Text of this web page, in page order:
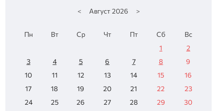
< Август 2026 >
Пн Вт Ср Чт Пт Сб
Вс
1
2
3
4 5 6 7 8
9
10
11 12 13 14 15
16
17
18 19 20 21 22
23
24
25 26 27 28 29
30